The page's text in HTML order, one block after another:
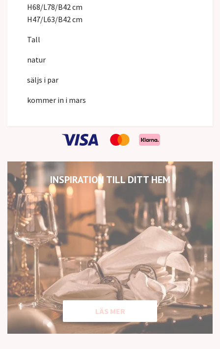
INSPIRATION TILL DITT HEM
LÄS MER
H68/L78/B42 cm
H47/L63/B42 cm
Tall
natur
säljs i par
kommer in i mars